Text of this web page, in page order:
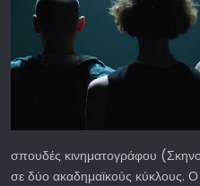
σπουδές κινηματογράφου
σε δύο ακαδημαϊκούς κύκλους.